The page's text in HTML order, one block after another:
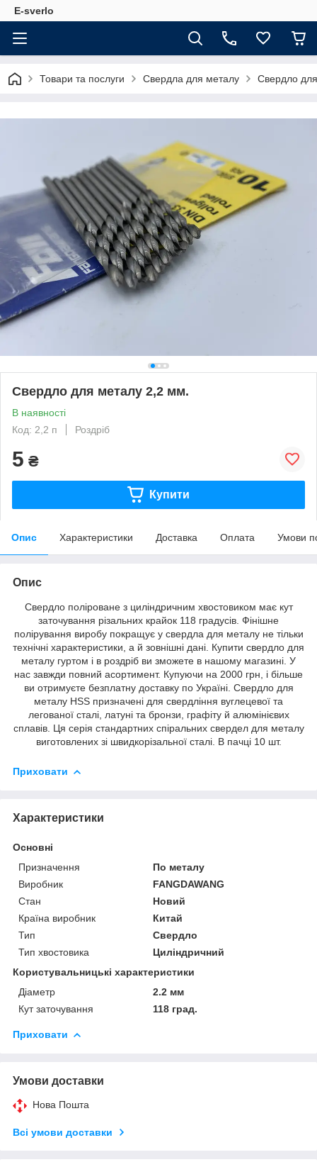
E-sverlo
Товари та послуги Свердла для металу Свердло
Свердло для металу 2,2 мм.
В наявності
Код: 2,2 п
Роздріб
5 ₴
Купити
Опис Характеристики Доставка Оплата Умови
Опис
Свердло поліроване з циліндричним хвостовиком має кут
заточування різальних крайок 118 градусів. Фінішне
полірування виробу покращує у свердла для металу не тільки
технічні характеристики, а й зовнішні дані. Купити свердло для
металу гуртом і в роздріб ви зможете в нашому магазині. У
нас завжди повний асортимент. Купуючи на 2000 грн, і більше
ви отримуєте безплатну доставку по Україні. Свердло для
металу HSS призначені для свердління вуглецевої та
легованої сталі, латуні та бронзи, графіту й алюмінієвих
сплавів. Ця серія стандартних спіральних свердел для металу
виготовлених зі швидкорізальної сталі. В пачці 10 шт.
Приховати
Характеристики
Основні
Призначення
По металу
Виробник
FANGDAWANG
Стан
Новий
Країна виробник
Китай
Тип
Свердло
Тип хвостовика
Циліндричний
Користувальницькі характеристики
Діаметр
2.2 мм
Кут заточування
118 град.
Приховати
Умови доставки
Нова Пошта
Всі умови доставки